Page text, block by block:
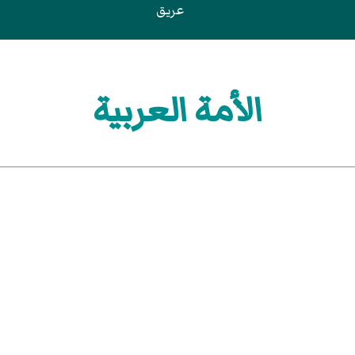
عريق
الأمة العربية